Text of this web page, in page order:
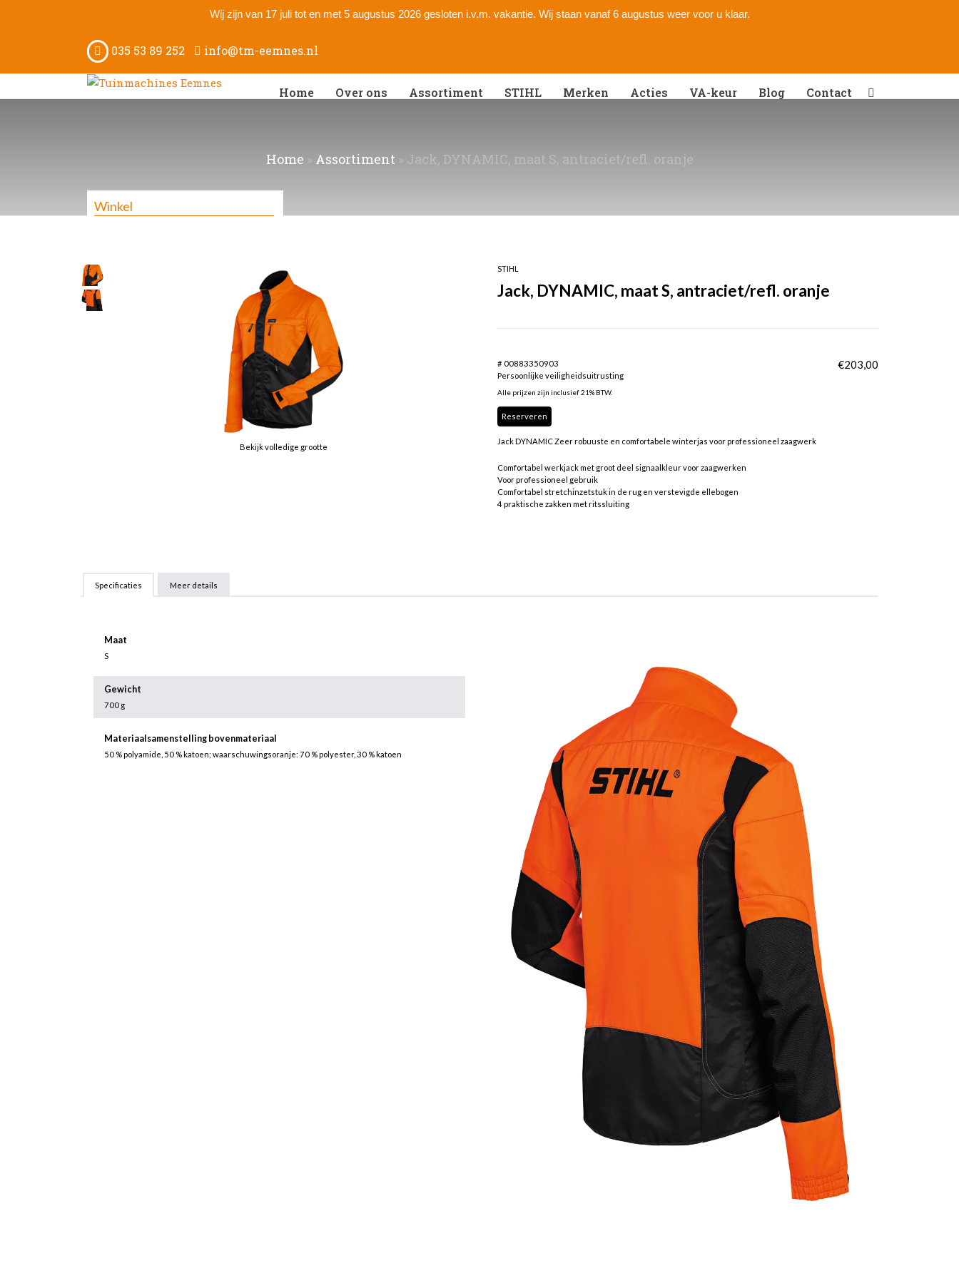
Wij zijn van 17 juli tot en met 5 augustus 2026 gesloten i.v.m. vakantie. Wij staan vanaf 6 augustus weer voor u klaar.
035 53 89 252 info@tm-eemnes.nl
Home Over ons Assortiment STIHL Merken Acties VA-keur Blog Contact
Winkel
Home » Assortiment» Jack, DYNAMIC, maat S, antraciet/refl. oranje
Bekijk volledige grootte
STIHL
Jack, DYNAMIC, maat S, antraciet/refl. oranje
# 00883350903
Persoonlijke veiligheidsuitrusting
€203,00
Alle prijzen zijn inclusief 21% BTW.
Reserveren
Jack DYNAMIC Zeer robuuste en comfortabele winterjas voor professioneel zaagwerk
Comfortabel werkjack met groot deel signaalkleur voor zaagwerken
Voor professioneel gebruik
Comfortabel stretchinzetstuk in de rug en verstevigde ellebogen
4 praktische zakken met ritssluiting
Specificaties Meer details
Maat
S
Gewicht
700 g
Materiaalsamenstelling bovenmateriaal
50 % polyamide, 50 % katoen; waarschuwingsoranje: 70 % polyester, 30 % katoen